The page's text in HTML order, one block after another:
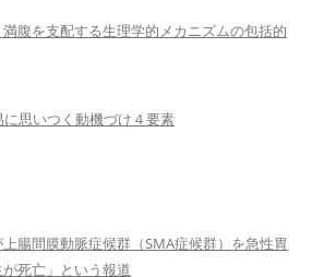
腹を支配する生理学的メカニズムの包括的
思いつく動機づけ４要素
上腸間膜動脈症候群（SMA症候群）を急性胃
死亡」という報道